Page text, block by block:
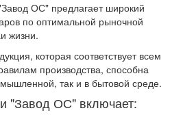
ОС" предлагает широкий
по оптимальной рыночной
жизни.
которая соответствует всем
производства, способна
так и в бытовой среде.
"Завод ОС" включает: